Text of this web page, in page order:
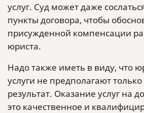
услуг. Суд может даже
пункты договора, чтобы
присужденной компенсации
юриста.
Надо также иметь в виду, что
услуги не предполагают
результат. Оказание услуг на
это качественное и